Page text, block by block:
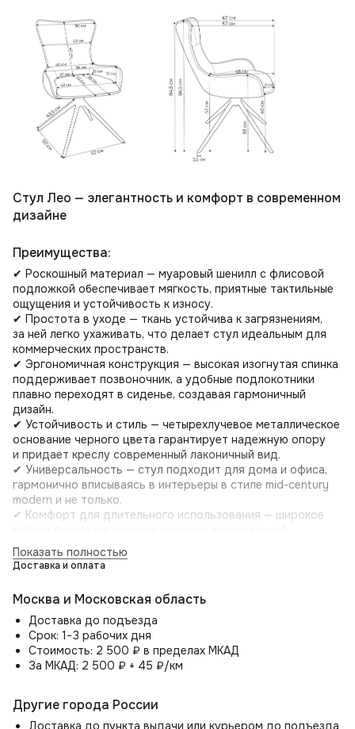
Стул Лео — элегантность и комфорт в современном
дизайне
Преимущества:
✔ Роскошный материал — муаровый шенилл с флисовой
подложкой обеспечивает мягкость, приятные тактильные
ощущения и устойчивость к износу.
✔ Простота в уходе — ткань устойчива к загрязнениям,
за ней легко ухаживать, что делает стул идеальным для
коммерческих пространств.
✔ Эргономичная конструкция — высокая изогнутая спинка
поддерживает позвоночник, а удобные подлокотники
плавно переходят в сиденье, создавая гармоничный
дизайн.
✔ Устойчивость и стиль — четырехлучевое металлическое
основание черного цвета гарантирует надежную опору
и придает креслу современный лаконичный вид.
✔ Универсальность — стул подходит для дома и офиса,
гармонично вписываясь в интерьеры в стиле mid-century
modern и не только.
✔ Комфорт для длительного использования — широкое
строчкой обеспечивают удобство во время работы или
отдыха.
Где использовать?
🏠 Дом — отличное решение для гостиной, кабинета,
спальни или столовой.
💼 Офис — подойдет для рабочих кабинетов,
переговорных и лаунж-зон.
☕ Кафе и коворкинги — благодаря износостойкости
общественных пространств.
Показать полностью
Доставка и оплата
Москва и Московская область
Доставка до подъезда
Срок: 1−3 рабочих дня
Стоимость: 2 500 ₽ в пределах МКАД
За МКАД: 2 500 ₽ + 45 ₽/км
Другие города России
Доставка до пункта выдачи или курьером до подъезда